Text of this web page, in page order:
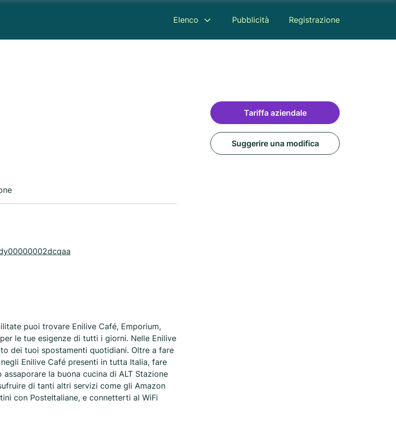
Elenco Pubblicità Registrazione
puoi trovare Enilive Café, Emporium,
le tue esigenze di tutti i giorni. Nelle Enilive
dei tuoi spostamenti quotidiani. Oltre a fare
Enilive Café presenti in tutta Italia, fare
la buona cucina di ALT Stazione
di tanti altri servizi come gli Amazon
con PosteItaliane, e connetterti al WiFi
Tariffa aziendale
Suggerire una modifica